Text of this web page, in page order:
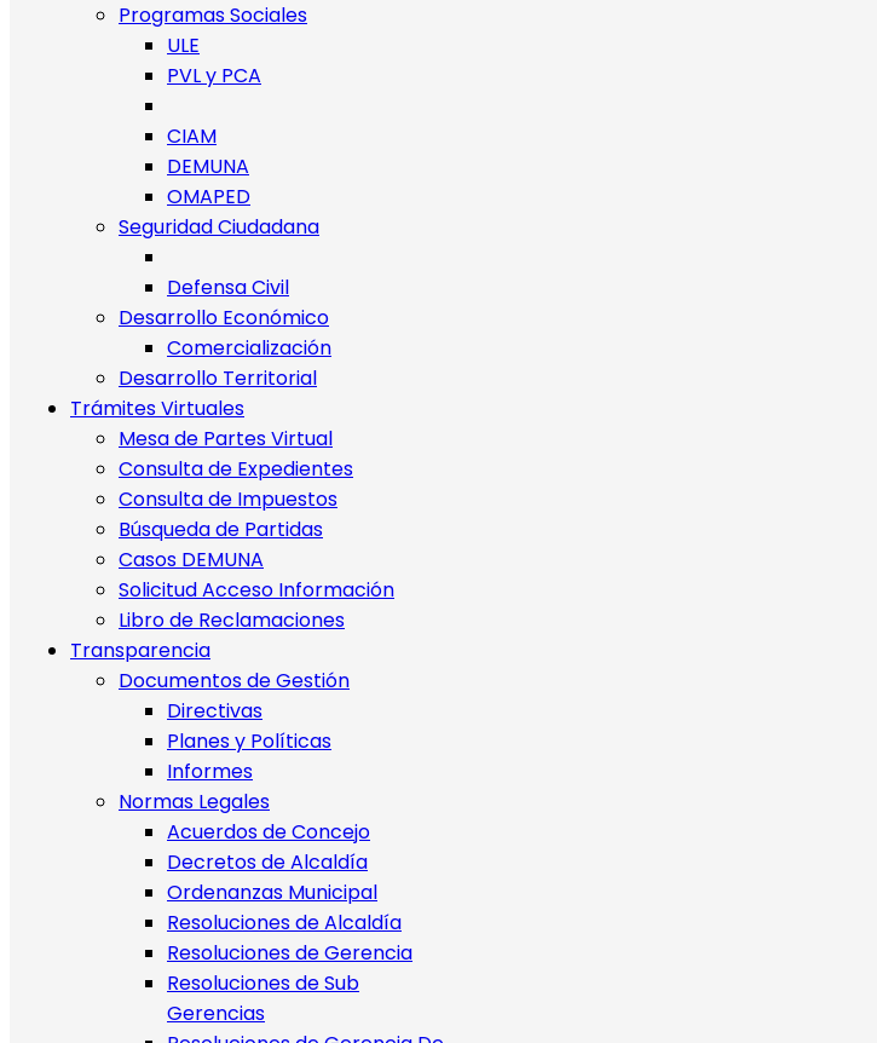
Programas Sociales
ULE
PVL y PCA
CIAM
DEMUNA
OMAPED
Seguridad Ciudadana
Defensa Civil
Desarrollo Económico
Comercialización
Desarrollo Territorial
Trámites Virtuales
Mesa de Partes Virtual
Consulta de Expedientes
Consulta de Impuestos
Búsqueda de Partidas
Casos DEMUNA
Solicitud Acceso Información
Libro de Reclamaciones
Transparencia
Documentos de Gestión
Directivas
Planes y Políticas
Informes
Normas Legales
Acuerdos de Concejo
Decretos de Alcaldía
Ordenanzas Municipal
Resoluciones de Alcaldía
Resoluciones de Gerencia
Resoluciones de Sub
Gerencias